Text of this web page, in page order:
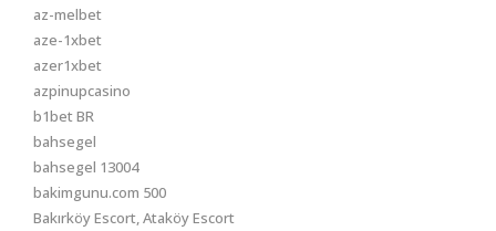
az-melbet
aze-1xbet
azer1xbet
azpinupcasino
b1bet BR
bahsegel
bahsegel 13004
bakimgunu.com 500
Bakırköy Escort, Ataköy Escort